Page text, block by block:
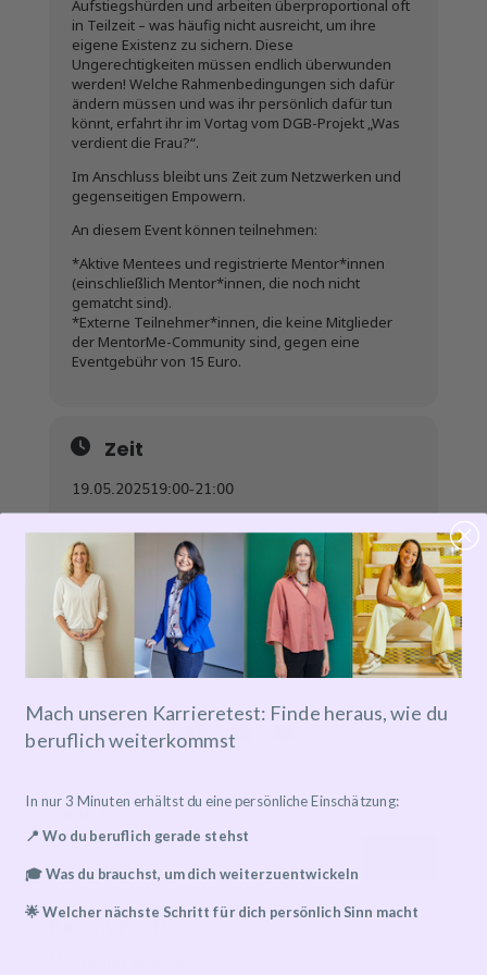
Aufstiegshürden und arbeiten überproportional oft
in Teilzeit – was häufig nicht ausreicht, um ihre
eigene Existenz zu sichern. Diese
Ungerechtigkeiten müssen endlich überwunden
werden! Welche Rahmenbedingungen sich dafür
ändern müssen und was ihr persönlich dafür tun
könnt, erfahrt ihr im Vortag vom DGB-Projekt „Was
verdient die Frau?“.
Im Anschluss bleibt uns Zeit zum Netzwerken und
gegenseitigen Empowern.
An diesem Event können teilnehmen:
*Aktive Mentees und registrierte Mentor*innen
(einschließlich Mentor*innen, die noch nicht
gematcht sind).
*Externe Teilnehmer*innen, die keine Mitglieder
der MentorMe-Community sind, gegen eine
Eventgebühr von 15 Euro.
Zeit
19.05.202519:00-21:00
Event-Ticket
Tickets are not available for sale any more for this
event!
Search
Recent Posts
Mach unseren Karrieretest: Finde heraus, wie du
beruflich weiterkommst
In nur 3 Minuten erhältst du eine persönliche Einschätzung:
📍 Wo du beruflich gerade stehst
🎓 Was du brauchst, um dich weiterzuentwickeln
🌟 Welcher nächste Schritt für dich persönlich Sinn macht